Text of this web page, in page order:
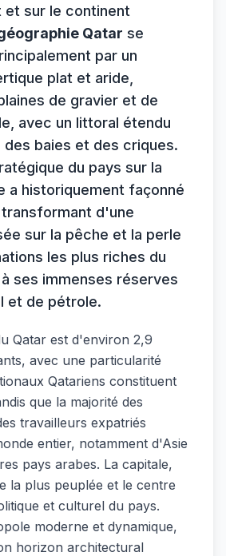
et sur le continent
Qatar se
par un
plat et aride,
de gravier et de
avec un littoral étendu
des baies et des criques.
du pays sur la
a historiquement façonné
d'une
sur la pêche et la perle
les plus riches du
ses immenses réserves
et de pétrole.
Qatar est d'environ 2,9
avec une particularité
Qatariens constituent
que la majorité des
travailleurs expatriés
entier, notamment d'Asie
pays arabes. La capitale,
la plus peuplée et le centre
et culturel du pays.
moderne et dynamique,
horizon architectural